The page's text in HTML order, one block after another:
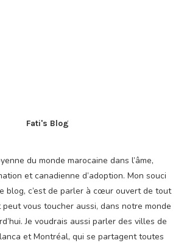
Fati's Blog
du monde marocaine dans l’âme,
et canadienne d’adoption. Mon souci
blog, c’est de parler à cœur ouvert de tout
vous toucher aussi, dans notre monde
Je voudrais aussi parler des villes de
et Montréal, qui se partagent toutes